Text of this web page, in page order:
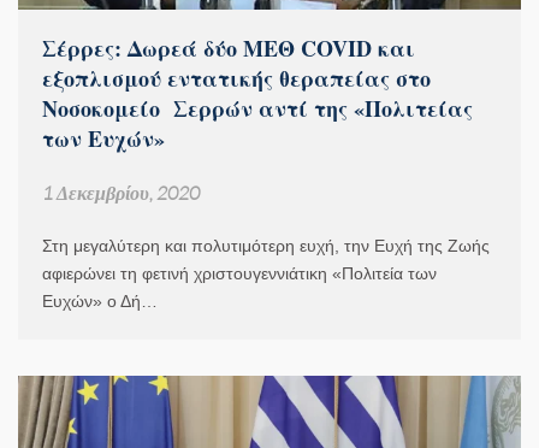
Σέρρες: Δωρεά δύο ΜΕΘ COVID και
εξοπλισμού εντατικής θεραπείας στο
Νοσοκομείο Σερρών αντί της «Πολιτείας
των Ευχών»
1 Δεκεμβρίου, 2020
Στη μεγαλύτερη και πολυτιμότερη ευχή, την Ευχή της Ζωής
αφιερώνει τη φετινή χριστουγεννιάτικη «Πολιτεία των
Ευχών» ο Δή…